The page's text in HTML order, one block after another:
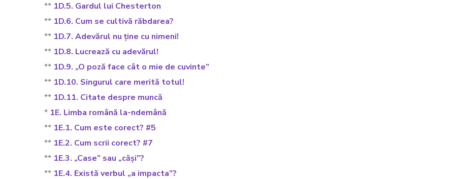
** 1D.5. Gardul lui Chesterton
** 1D.6. Cum se cultivă răbdarea?
** 1D.7. Adevărul nu ține cu nimeni!
** 1D.8. Lucrează cu adevărul!
** 1D.9. „O poză face cât o mie de cuvinte”
** 1D.10. Singurul care merită totul!
** 1D.11. Citate despre muncă
* 1E. Limba română la-ndemână
** 1E.1. Cum este corect? #5
** 1E.2. Cum scrii corect? #7
** 1E.3. „Case” sau „căși”?
** 1E.4. Există verbul „a impacta”?